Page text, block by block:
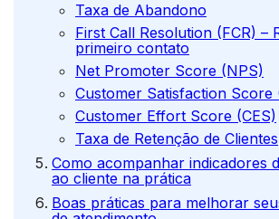
Taxa de Abandono
First Call Resolution (FCR) –
primeiro contato
Net Promoter Score (NPS)
Customer Satisfaction Score
Customer Effort Score (CES)
Taxa de Retenção de Clientes
Como acompanhar indicadores
ao cliente na prática
Boas práticas para melhorar